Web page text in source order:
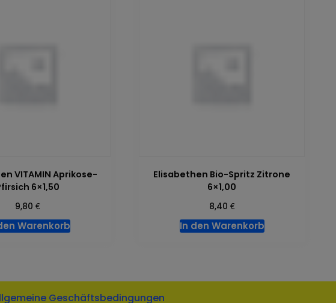
VITAMIN Aprikose-
6×1,50
9,80€
Warenkorb
Elisabethen Bio-Spritz Zitrone
6×1,00
8,40 €
In den Warenkorb
Geschäftsbedingungen